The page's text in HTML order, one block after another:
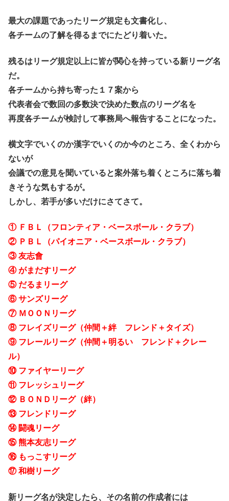
最大の課題であったリーグ規定も文書化し、
各チームの了解を得るまでにたどり着いた。
残るはリーグ規定以上に皆が関心を持っている新リーグ名
だ。
各チームから持ち寄った１７案から
代表者会で数回の多数決で決めた数点のリーグ名を
再度各チームが検討して事務局へ報告することになった。
横文字でいくのか漢字でいくのか今のところ、全くわから
ないが
会議での意見を聞いていると案外落ち着くところに落ち着
きそうな気もするが。
しかし、若手が多いだけにさてさて。
① ＦＢＬ（フロンティア・ベースボール・クラブ）
② ＰＢＬ（パイオニア・ベースボール・クラブ）
③ 友志會
④ がまだすリーグ
⑤ だるまリーグ
⑥ サンズリーグ
⑦ ＭＯＯＮリーグ
⑧ フレイズリーグ（仲間＋絆 フレンド＋タイズ）
⑨ フレールリーグ（仲間＋明るい フレンド＋クレー
ル）
⑩ ファイヤーリーグ
⑪ フレッシュリーグ
⑫ ＢＯＮＤリーグ（絆）
⑬ フレンドリーグ
⑭ 闘魂リーグ
⑮ 熊本友志リーグ
⑯ もっこすリーグ
⑰ 和樹リーグ
新リーグ名が決定したら、その名前の作成者には